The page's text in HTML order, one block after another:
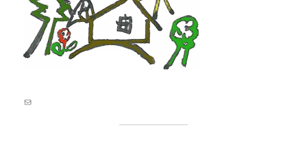
E-Mail an lernortnatur@yahoo.de